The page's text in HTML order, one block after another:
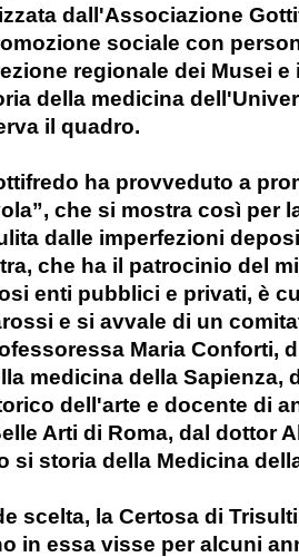
dall'Associazione
sociale con
regionale dei Musei
della medicina
il quadro.
ha provveduto a
che si mostra così per
dalle imperfezioni
che ha il patrocinio del
enti pubblici e privati, è
e si avvale di un
Maria Conforti,
medicina della Sapienza,
dell'arte e docente di
Arti di Roma, dal dottor
si storia della Medicina
scelta, la Certosa di
in essa visse per alcuni